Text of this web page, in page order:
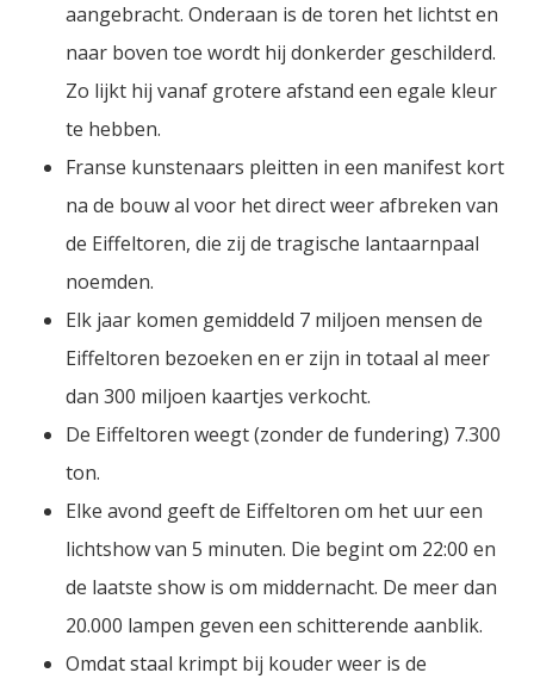
aangebracht. Onderaan is de toren het lichtst en
naar boven toe wordt hij donkerder geschilderd.
Zo lijkt hij vanaf grotere afstand een egale kleur
te hebben.
Franse kunstenaars pleitten in een manifest kort
na de bouw al voor het direct weer afbreken van
de Eiffeltoren, die zij de tragische lantaarnpaal
noemden.
Elk jaar komen gemiddeld 7 miljoen mensen de
Eiffeltoren bezoeken en er zijn in totaal al meer
dan 300 miljoen kaartjes verkocht.
De Eiffeltoren weegt (zonder de fundering) 7.300
ton.
Elke avond geeft de Eiffeltoren om het uur een
lichtshow van 5 minuten. Die begint om 22:00 en
de laatste show is om middernacht. De meer dan
20.000 lampen geven een schitterende aanblik.
Omdat staal krimpt bij kouder weer is de